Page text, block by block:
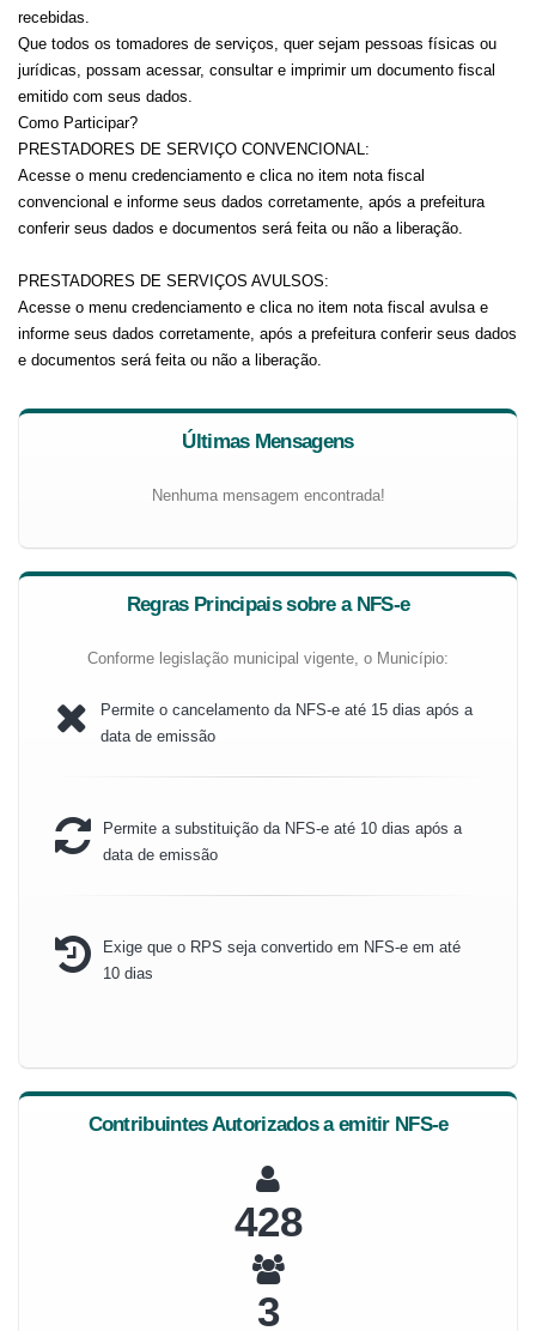
recebidas.
Que todos os tomadores de serviços, quer sejam pessoas físicas ou
jurídicas, possam acessar, consultar e imprimir um documento fiscal
emitido com seus dados.
Como Participar?
PRESTADORES DE SERVIÇO CONVENCIONAL:
Acesse o menu credenciamento e clica no item nota fiscal
convencional e informe seus dados corretamente, após a prefeitura
conferir seus dados e documentos será feita ou não a liberação.
PRESTADORES DE SERVIÇOS AVULSOS:
Acesse o menu credenciamento e clica no item nota fiscal avulsa e
informe seus dados corretamente, após a prefeitura conferir seus dados
e documentos será feita ou não a liberação.
Últimas Mensagens
Nenhuma mensagem encontrada!
Regras Principais sobre a NFS-e
Conforme legislação municipal vigente, o Município:
Permite o cancelamento da NFS-e até 15 dias após a
data de emissão
Permite a substituição da NFS-e até 10 dias após a
data de emissão
Exige que o RPS seja convertido em NFS-e em até
10 dias
Contribuintes Autorizados a emitir NFS-e
478
3